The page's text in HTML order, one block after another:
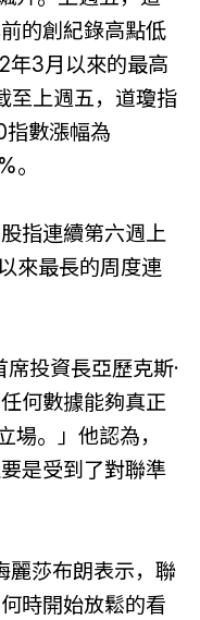
的創紀錄高點低
年3月以來的最高
至上週五，道瓊指
數漲幅為
。
指連續第六週上
來最長的周度連
投資長亞歷克斯·
何數據能夠真正
場。」他認為，
是受到了對聯準
麗莎布朗表示，聯
時開始放鬆的看